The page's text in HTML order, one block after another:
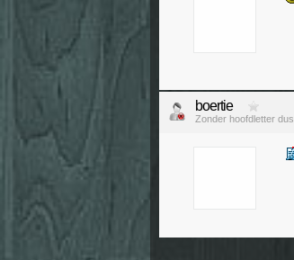
boertie
Zonder hoofdletter dus.